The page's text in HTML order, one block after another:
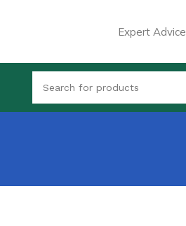
Expert Advice